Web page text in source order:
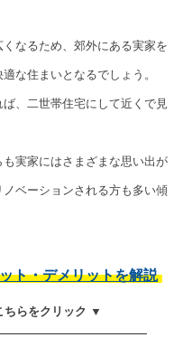
なるため、郊外にある実家を
な住まいとなるでしょう。
、二世帯住宅にして近くで見
実家にはさまざまな思い出が
ベーションされる方も多い傾
ト・デメリットを解説
ちらをクリック ▼